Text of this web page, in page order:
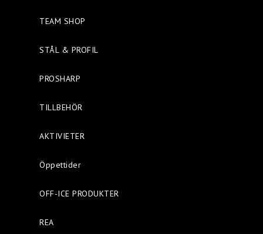
TEAM SHOP
STÅL & PROFIL
PROSHARP
TILLBEHÖR
AKTIVIETER
Öppettider
OFF-ICE PRODUKTER
REA